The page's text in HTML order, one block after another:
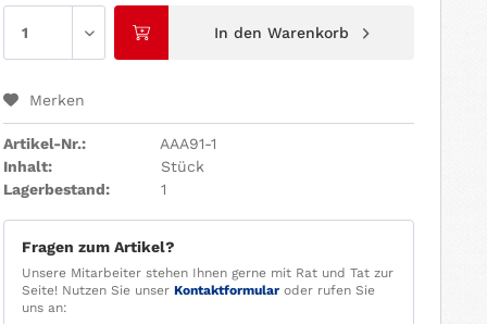
In den Warenkorb
Merken
Artikel-Nr.:
AAA91-1
Inhalt:
Stück
Lagerbestand:
1
Fragen zum Artikel?
Unsere Mitarbeiter stehen Ihnen gerne mit Rat und Tat zur
Seite! Nutzen Sie unser Kontaktformularoder rufen Sie
uns an: